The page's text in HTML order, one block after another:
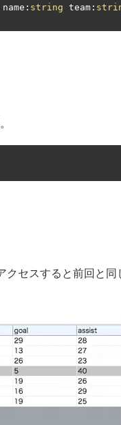
: string team :
セスすると前回と